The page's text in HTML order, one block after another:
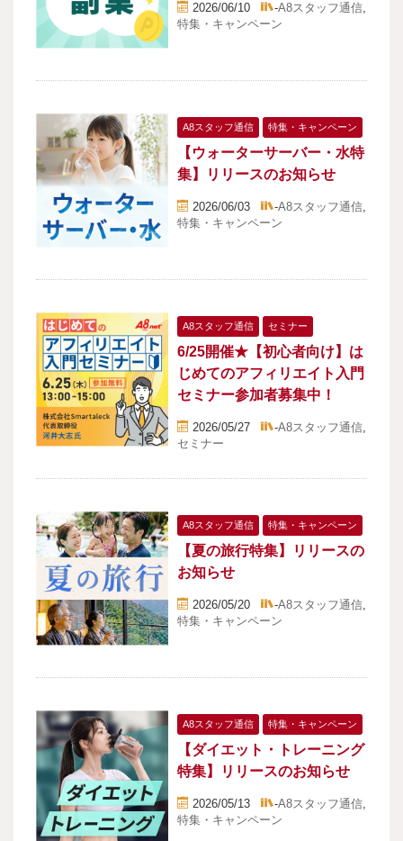
2026/06/10 -A8スタッフ通信,
特集・キャンペーン
A8スタッフ通信 特集・キャンペーン
【ウォーターサーバー・水特
集】リリースのお知らせ
2026/06/03 -A8スタッフ通信,
特集・キャンペーン
A8スタッフ通信 セミナー
6/25開催★【初心者向け】は
じめてのアフィリエイト入門
セミナー参加者募集中！
2026/05/27 -A8スタッフ通信,
セミナー
A8スタッフ通信 特集・キャンペーン
【夏の旅行特集】リリースの
お知らせ
2026/05/20 -A8スタッフ通信,
特集・キャンペーン
A8スタッフ通信 特集・キャンペーン
【ダイエット・トレーニング
特集】リリースのお知らせ
2026/05/13 -A8スタッフ通信,
特集・キャンペーン